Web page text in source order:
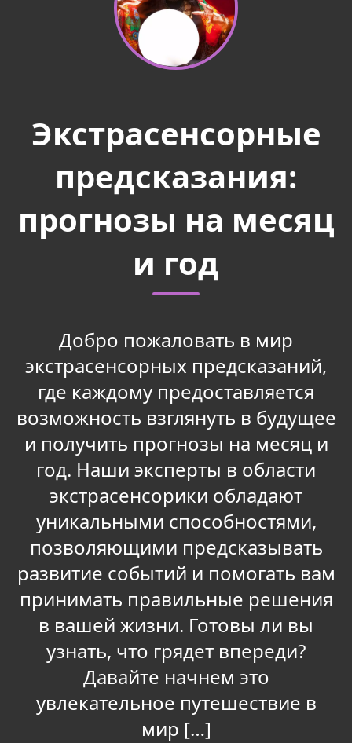
Экстрасенсорные
предсказания:
прогнозы на месяц
и год
Добро пожаловать в мир
экстрасенсорных предсказаний,
где каждому предоставляется
возможность взглянуть в будущее
и получить прогнозы на месяц и
год. Наши эксперты в области
экстрасенсорики обладают
уникальными способностями,
позволяющими предсказывать
развитие событий и помогать вам
принимать правильные решения
в вашей жизни. Готовы ли вы
узнать, что грядет впереди?
Давайте начнем это
увлекательное путешествие в
мир […]